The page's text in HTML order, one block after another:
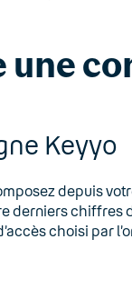
une
Keyyo
depuis
derniers chiffres
choisi par